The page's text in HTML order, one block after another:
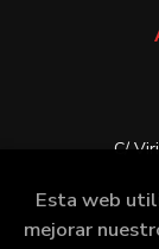
C/
Esta web
mejorar